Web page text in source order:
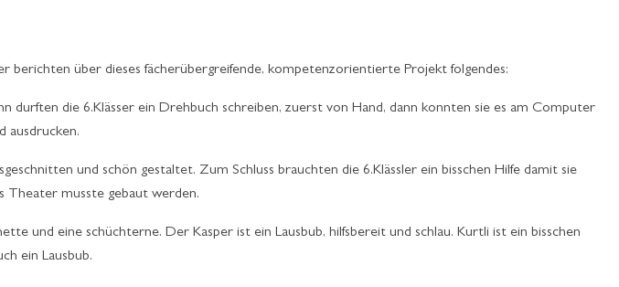
berichten über dieses fächerübergreifende, kompetenzorientierte Projekt folgendes:
durften die 6.Klässer ein Drehbuch schreiben, zuerst von Hand, dann konnten sie es am Computer
ausdrucken.
und schön gestaltet. Zum Schluss brauchten die 6.Klässler ein bisschen Hilfe damit sie
Theater musste gebaut werden.
und eine schüchterne. Der Kasper ist ein Lausbub, hilfsbereit und schlau. Kurtli ist ein bisschen
ein Lausbub.